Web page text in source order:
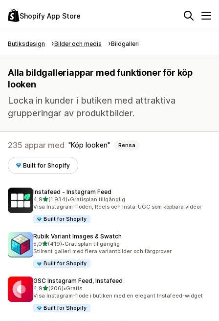
Shopify App Store
Butiksdesign Bilder och media Bildgalleri
Alla bildgalleriappar med funktioner för köp
looken
Locka in kunder i butiken med attraktiva
grupperingar av produktbilder.
235 appar med Köp looken Rensa
Built for Shopify
Instafeed ‑ Instagram Feed
4,9av 5 stjärnor
(1 934)
1934 recensioner totalt
•Gratisplan tillgänglig
Visa Instagram-flöden, Reels och Insta-UGC som köpbara videor
Built for Shopify
Rubik Variant Images & Swatch
5,0av 5 stjärnor
(419)
419 recensioner totalt
•Gratisplan tillgänglig
Stilrent galleri med flera variantbilder och färgprover
Built for Shopify
GSC Instagram Feed, Instafeed
4,9av 5 stjärnor
(206)
206 recensioner totalt
•Gratis
Visa Instagram-flöde i butiken med en elegant Instafeed-widget
Built for Shopify